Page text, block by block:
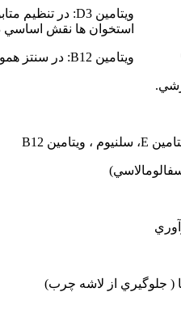
ويتامين D3: در تنظيم
استخوان ها نقش اساسي
ويتامين B12: در سنتز
E، سلنيوم ، ويتامين B12
( جلوگيري از لاشه چرب)